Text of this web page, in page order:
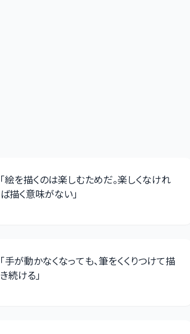
「絵を描くのは楽しむためだ。楽しくなけれ
ば描く意味がない」
「手が動かなくなっても、筆をくくりつけて描
き続ける」